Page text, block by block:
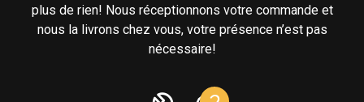
plus de rien! Nous réceptionnons votre commande et
nous la livrons chez vous, votre présence n’est pas
nécessaire!